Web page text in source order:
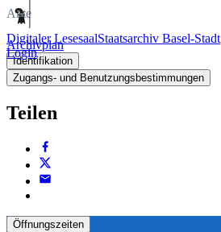
Digitaler LesesaalStaatsarchiv Basel-Stadt
Login
Akte
Archivplan
Identifikation
Zugangs- und Benutzungsbestimmungen
Teilen
Öffnungszeiten